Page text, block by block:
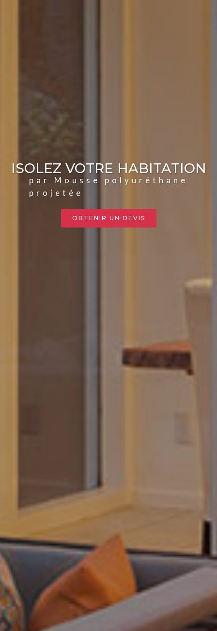
ISOLEZ VOTRE HABITATION
par Mousse polyuréthane
projetée
OBTENIR UN DEVIS